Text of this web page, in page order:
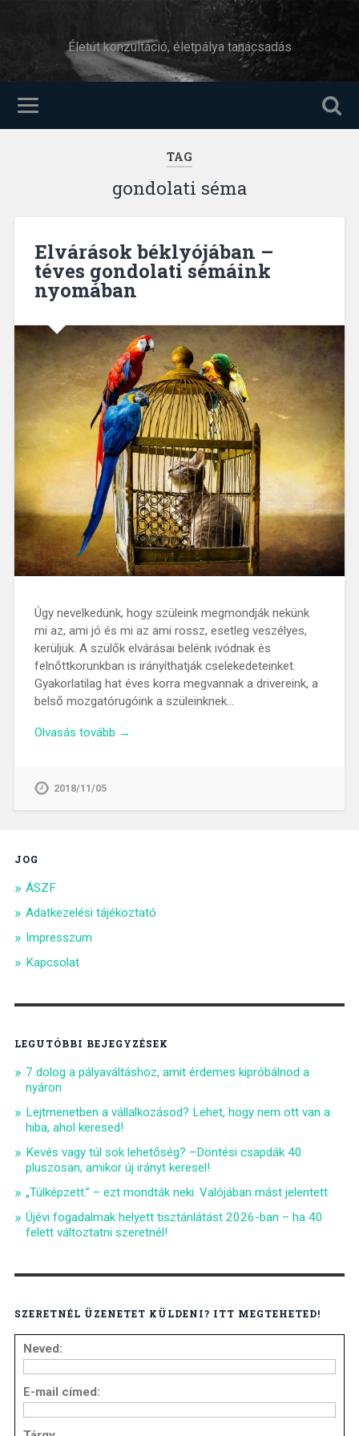
Életút konzultáció, életpálya tanácsadás
TAG
gondolati séma
Elvárások béklyójában –
téves gondolati sémáink
nyomában
Úgy nevelkedünk, hogy szüleink megmondják nekünk
mi az, ami jó és mi az ami rossz, esetleg veszélyes,
kerüljük. A szülők elvárásai belénk ivódnak és
felnőttkorunkban is irányíthatják cselekedeteinket.
Gyakorlatilag hat éves korra megvannak a drivereink, a
belső mozgatórugóink a szüleinknek…
Olvasás tovább →
2018/11/05
JOG
ÁSZF
Adatkezelési tájékoztató
Impresszum
Kapcsolat
LEGUTÓBBI BEJEGYZÉSEK
7 dolog a pályaváltáshoz, amit érdemes kipróbálnod a
nyáron
Lejtmenetben a vállalkozásod? Lehet, hogy nem ott van a
hiba, ahol keresed!
Kevés vagy túl sok lehetőség? –Döntési csapdák 40
pluszosan, amikor új irányt keresel!
„Túlképzett.” – ezt mondták neki. Valójában mást jelentett
Újévi fogadalmak helyett tisztánlátást 2026-ban – ha 40
felett változtatni szeretnél!
SZERETNÉL ÜZENETET KÜLDENI? ITT MEGTEHETED!
Neved:
E-mail címed: